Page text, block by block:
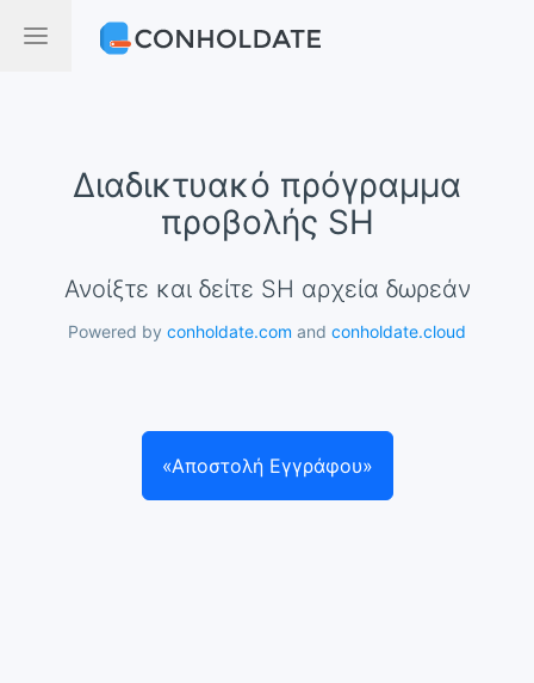
Διαδικτυακό πρόγραμμα
προβολής SH
Ανοίξτε και δείτε SH αρχεία δωρεάν
Powered by conholdate.com and conholdate.cloud
«Αποστολή Εγγράφου»